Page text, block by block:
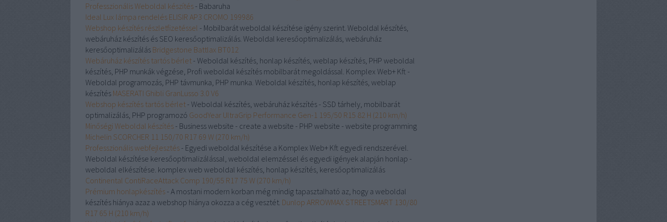
Professzionális Weboldal készítés - Babaruha
Ideal Lux lámpa rendelés ELISIR AP3 CROMO 199986
Webshop készítés részletfizetéssel - Mobilbarát weboldal készítése igény szerint. Weboldal készítés,
webáruház készítés és SEO keresőoptimalizálás. Weboldal keresőoptimalizálás, webáruház
keresőoptimalizálás Bridgestone Battlax BT012
Webáruház készítés tartós bérlet - Weboldal készítés, honlap készítés, weblap készítés, PHP weboldal
készítés, PHP munkák végzése, Profi weboldal készítés mobilbarát megoldással. Komplex Web+ Kft -
Weboldal programozás, PHP távmunka, PHP munka. Weboldal készítés, honlap készítés, weblap
készítés MASERATI Ghibli GranLusso 3.0 V6
Webshop készítés tartós bérlet - Weboldal készítés, webáruház készítés - SSD tárhely, mobilbarát
optimalizálás, PHP programozó GoodYear UltraGrip Performance Gen-1 195/50 R15 82 H (210 km/h)
Minőségi Weboldal készítés - Business website - create a website - PHP website - website programming
Michelin SCORCHER 11 150/70 R17 69 W (270 km/h)
Professzionális webfejlesztés - Egyedi weboldal készítése a Komplex Web+ Kft egyedi rendszerével.
Weboldal készítése keresőoptimalizálással, weboldal elemzéssel és egyedi igények alapján honlap -
weboldal elkészítése. komplex web weboldal készítés, honlap készítés, keresőoptimalizálás
Continental ContiRaceAttack Comp 190/55 R17 75 W (270 km/h)
Prémium honlapkészítés‎ - A mostani modern korban még mindig tapasztalható az, hogy a weboldal
készítés hiánya azaz a webshop hiánya okozza a cég vesztét. Dunlop ARROWMAX STREETSMART 130/80
R17 65 H (210 km/h)